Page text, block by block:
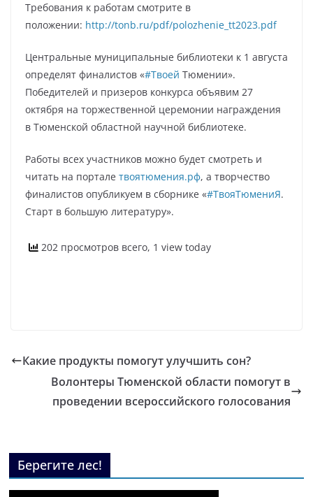
Требования к работам смотрите в
положении: http://tonb.ru/pdf/polozhenie_tt2023.pdf
Центральные муниципальные библиотеки к 1 августа
определят финалистов «#Твоей Тюмении».
Победителей и призеров конкурса объявим 27
октября на торжественной церемонии награждения
в Тюменской областной научной библиотеке.
Работы всех участников можно будет смотреть и
читать на портале твоятюмения.рф, а творчество
финалистов опубликуем в сборнике «#ТвояТюмениЯ.
Старт в большую литературу».
202 просмотров всего, 1 view today
Какие продукты помогут улучшить сон?
Волонтеры Тюменской области помогут в
проведении всероссийского голосования
Берегите лес!